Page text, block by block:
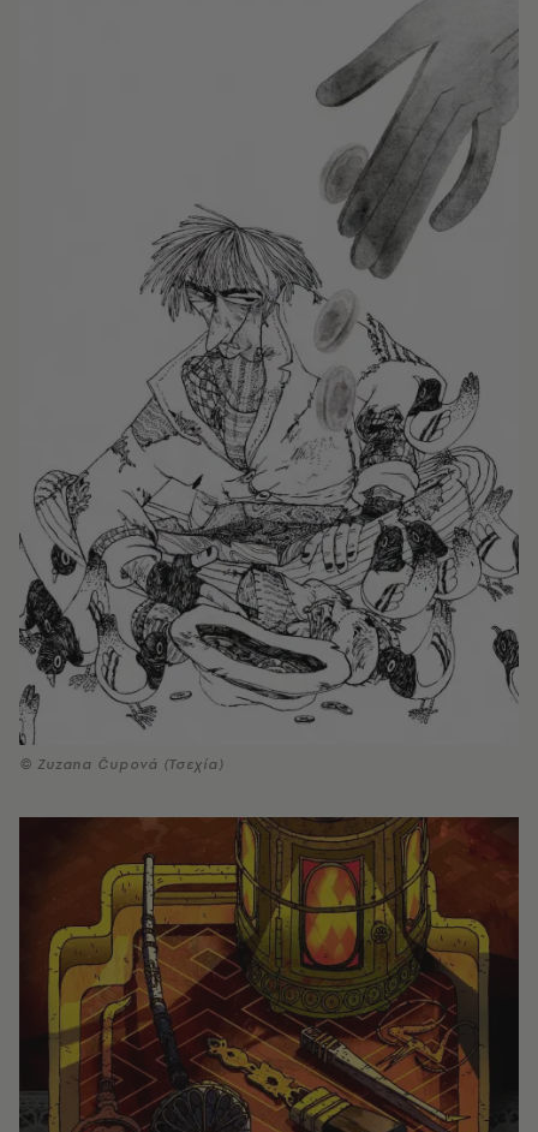
© Zuzana Čupová (Τσεχία)